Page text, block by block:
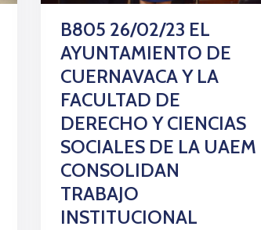
B805 26/02/23 EL
AYUNTAMIENTO DE
CUERNAVACA Y LA
FACULTAD DE
DERECHO Y CIENCIAS
SOCIALES DE LA UAEM
CONSOLIDAN
TRABAJO
INSTITUCIONAL